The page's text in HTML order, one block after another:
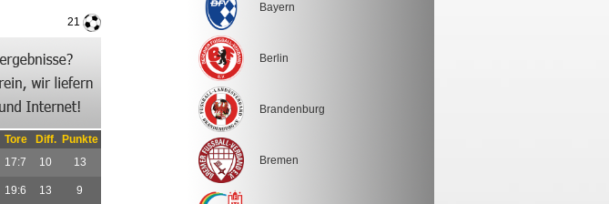
21
Tore Diff.
Punkte
17:7 10 13
19:6 13 9
Bayern
Berlin
Brandenburg
Bremen